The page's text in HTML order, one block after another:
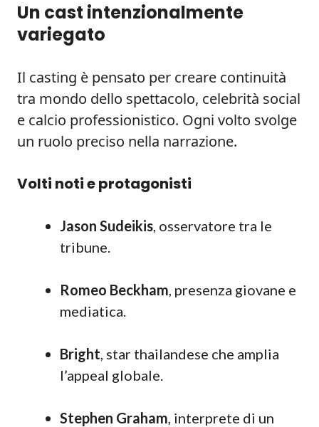
Un cast intenzionalmente
variegato
Il casting è pensato per creare continuità
tra mondo dello spettacolo, celebrità social
e calcio professionistico. Ogni volto svolge
un ruolo preciso nella narrazione.
Volti noti e protagonisti
Jason Sudeikis, osservatore tra le
tribune.
Romeo Beckham, presenza giovane e
mediatica.
Bright, star thailandese che amplia
l’appeal globale.
Stephen Graham, interprete di un